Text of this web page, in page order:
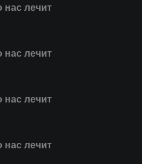
нас лечит
нас лечит
нас лечит
нас лечит